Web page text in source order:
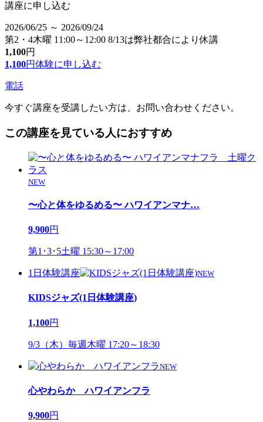
講座に申し込む
2026/06/25 ～ 2026/09/24
第2・4木曜 11:00～12:00 8/13は弊社都合により休講
1,100円
1,100円体験に申し込む
電話
今すぐ講座を受講したい方は、お問い合わせください。
この講座を見ている人におすすめ
NEW
〜心と体をゆるめる〜 ハワイアンマナ…
9,900円
第1･3･5土曜 15:30～17:00
1日体験講座 NEW
KIDSジャズ(1日体験講座)
1,100円
9/3（木）毎週木曜 17:20～18:30
NEW
心やわらか ハワイアンフラ
9,900円